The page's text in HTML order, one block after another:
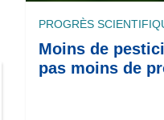
PROGRÈS
Moins de
pas moins de